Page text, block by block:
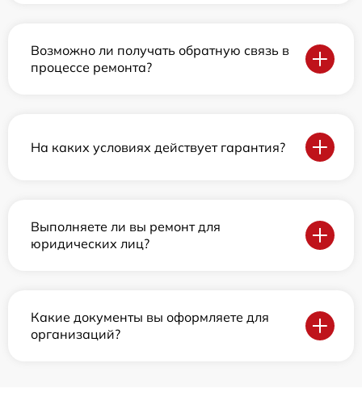
Возможно ли получать обратную связь в
процессе ремонта?
На каких условиях действует гарантия?
Выполняете ли вы ремонт для
юридических лиц?
Какие документы вы оформляете для
организаций?